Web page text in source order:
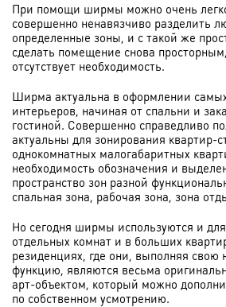
При помощи ширмы можно очень
совершенно ненавязчиво разделить
определенные зоны, и с такой же
сделать помещение снова
отсутствует необходимость.
Ширма актуальна в оформлении
интерьеров, начиная от спальни и
гостиной. Совершенно справедливо
актуальны для зонирования квартир-
однокомнатных малогабаритных
необходимость обозначения и
пространство зон разной
спальная зона, рабочая зона, зона
Но сегодня ширмы используются и
отдельных комнат и в больших
резиденциях, где они, выполняя свою
функцию, являются весьма
арт-объектом, который можно
по собственном усмотрению.